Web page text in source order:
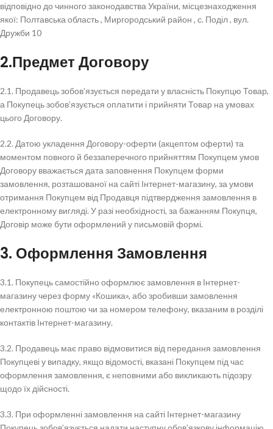
відповідно до чинного законодавства України, місцезнаходження
якої: Полтавська область , Миргородський район , с. Поділ , вул.
Дружби 10
2.Предмет Договору
2.1. Продавець зобов’язується передати у власність Покупцю Товар,
а Покупець зобов’язується оплатити і прийняти Товар на умовах
цього Договору.
2.2. Датою укладення Договору-оферти (акцептом оферти) та
моментом повного й беззаперечного прийняттям Покупцем умов
Договору вважається дата заповнення Покупцем форми
замовлення, розташованої на сайті Інтернет-магазину, за умови
отримання Покупцем від Продавця підтвердження замовлення в
електронному вигляді. У разі необхідності, за бажанням Покупця,
Договір може бути оформлений у письмовій формі.
3. Оформлення Замовлення
3.1. Покупець самостійно оформлює замовлення в Інтернет-
магазину через форму «Кошика», або зробивши замовлення
електронною поштою чи за номером телефону, вказаним в розділі
контактів Інтернет-магазину.
3.2. Продавець має право відмовитися від передання замовлення
Покупцеві у випадку, якщо відомості, вказані Покупцем під час
оформлення замовлення, є неповними або викликають підозру
щодо їх дійсності.
3.3. При оформленні замовлення на сайті Інтернет-магазину